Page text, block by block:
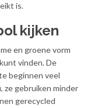
is.
kijken
en groene vorm
vinden. De
beginnen veel
ze gebruiken minder
gerecycled